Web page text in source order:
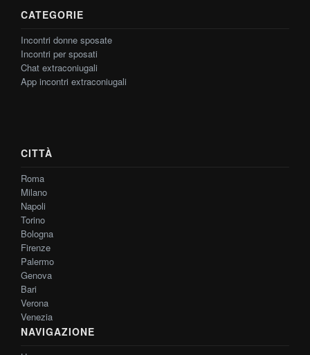
CATEGORIE
Incontri donne sposate
Incontri per sposati
Chat extraconiugali
App incontri extraconiugali
CITTÀ
Roma
Milano
Napoli
Torino
Bologna
Firenze
Palermo
Genova
Bari
Verona
Venezia
NAVIGAZIONE